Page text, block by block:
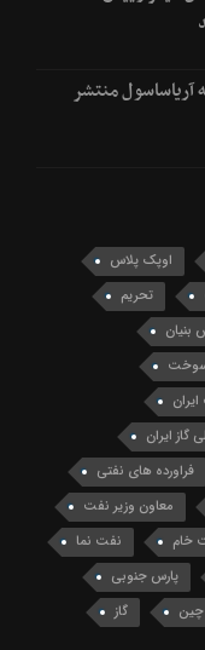
منتشر
اوپک پلاس
تحریم
بنیان
ایران
فراورده های نفتی
معاون وزیر نفت
خام
نفت نما
پارس جنوبی
چین
گاز